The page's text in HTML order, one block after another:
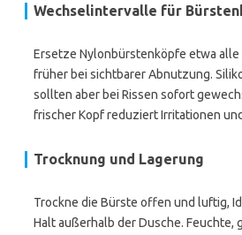
Wechselintervalle für
Ersetze Nylonbürstenköpfe etwa
früher bei sichtbarer Abnutzung.
sollten aber bei Rissen sofort
frischer Kopf reduziert Irritationen
Trocknung und Lagerung
Trockne die Bürste offen und luftig,
Halt außerhalb der Dusche. Feuchte,